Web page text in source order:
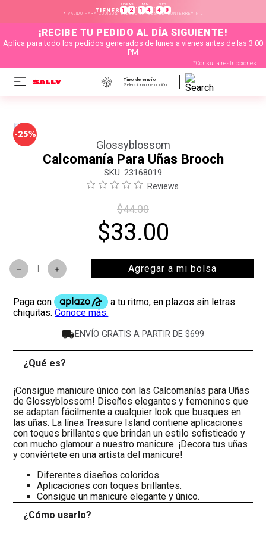
TIENES
HORAS
1 2 :
MIN
1 4 :
SEG
3 9
* VÁLIDO PARA CÓDIGOS SELECCIONADOS DE MONTERREY N.L
¡RECIBE TU PEDIDO AL DÍA SIGUIENTE!
Aplica para todo los pedidos generados de lunes a vienes antes de las 3:00
PM
*Consulta restricciones
Tipo de envío
Selecciona una opción
-25%
Glossyblossom
Calcomanía Para Uñas Brooch
: 23168019
Reviews
$44.00
$33.00
＋
－ Agregar a mi bolsa
ENVÍO GRATIS A PARTIR DE $699
¿Qué es?
¡Consigue manicure único con las Calcomanías para Uñas
de Glossyblossom! Diseños elegantes y femeninos que
se adaptan fácilmente a cualquier look que busques en
las uñas. La línea Treasure Island contiene aplicaciones
con toques brillantes que brindan un estilo sofisticado y
con mucho glamour a nuestro manicure. ¡Decora tus uñas
y conviértete en una artista del manicure!
Diferentes diseños coloridos.
Aplicaciones con toques brillantes.
Consigue un manicure elegante y único.
¿Cómo usarlo?